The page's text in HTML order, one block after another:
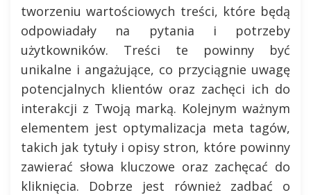
tworzeniu wartościowych treści, które będą
odpowiadały na pytania i potrzeby
użytkowników. Treści te powinny być
unikalne i angażujące, co przyciągnie uwagę
potencjalnych klientów oraz zachęci ich do
interakcji z Twoją marką. Kolejnym ważnym
elementem jest optymalizacja meta tagów,
takich jak tytuły i opisy stron, które powinny
zawierać słowa kluczowe oraz zachęcać do
kliknięcia. Dobrze jest również zadbać o